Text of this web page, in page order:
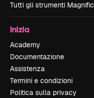
Tutti gli strumenti Magnific
Inizia
Academy
Documentazione
Assistenza
Termini e condizioni
Politica sulla privacy